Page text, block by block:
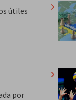
útiles
por